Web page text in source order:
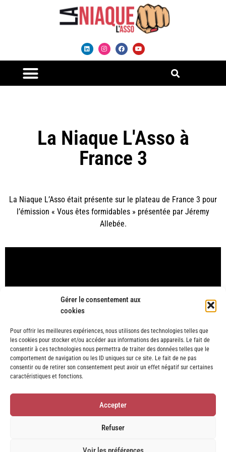
Gérer le consentement aux
cookies
Pour offrir les meilleures expériences, nous utilisons des technologies telles que
les cookies pour stocker et/ou accéder aux informations des appareils. Le fait de
consentir à ces technologies nous permettra de traiter des données telles que le
comportement de navigation ou les ID uniques sur ce site. Le fait de ne pas
consentir ou de retirer son consentement peut avoir un effet négatif sur certaines
caractéristiques et fonctions.
Accepter
Refuser
La Niaque L'Asso à
France 3
La Niaque L’Asso était présente sur le plateau de France 3 pour
l’émission « Vous êtes formidables » présentée par Jéremy
Allebée.